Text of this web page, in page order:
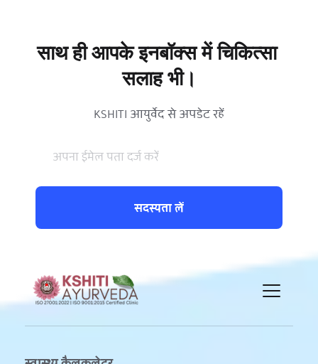
साथ ही आपके इनबॉक्स में चिकित्सा
सलाह भी।
KSHITI आयुर्वेद से अपडेट रहें
सदस्यता लें